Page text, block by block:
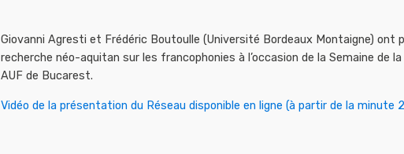
Giovanni Agresti et Frédéric Boutoulle (Université Bordeaux Montaigne) ont
recherche néo-aquitan sur les francophonies à l’occasion de la Semaine de
AUF de Bucarest.
Vidéo de la présentation du Réseau disponible en ligne (à partir de la minute